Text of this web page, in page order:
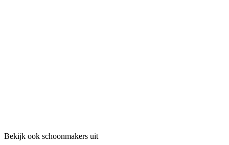
Bekijk ook schoonmakers uit